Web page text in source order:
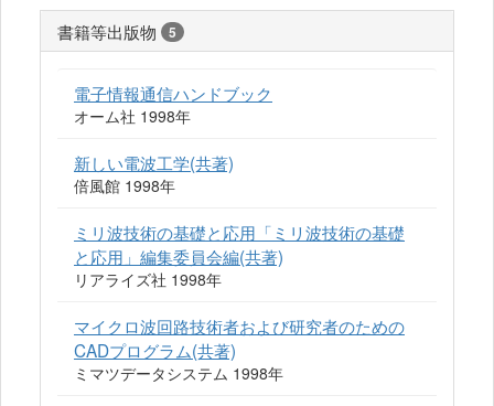
書籍等出版物 5
電子情報通信ハンドブック
オーム社 1998年
新しい電波工学(共著)
倍風館 1998年
ミリ波技術の基礎と応用「ミリ波技術の基礎
と応用」編集委員会編(共著)
リアライズ社 1998年
マイクロ波回路技術者および研究者のための
CADプログラム(共著)
ミマツデータシステム 1998年